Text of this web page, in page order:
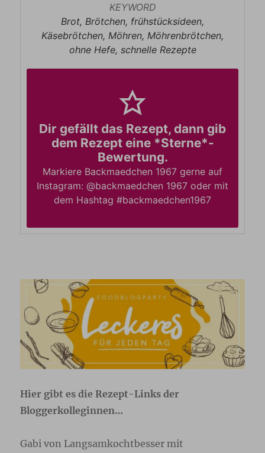
KEYWORD
Brot, Brötchen, frühstücksideen,
Käsebrötchen, Möhren, Möhrenbrötchen,
ohne Hefe, schnelle Rezepte
Dir gefällt das Rezept, dann gib
dem Rezept eine *Sterne*-
Bewertung.
Markiere Backmaedchen 1967 gerne auf
Instagram: @backmaedchen 1967 oder mit
dem Hashtag #backmaedchen1967
Hier gibt es die Rezept-Links der
Bloggerkolleginnen…
Gabi von Langsamkochtbesser mit